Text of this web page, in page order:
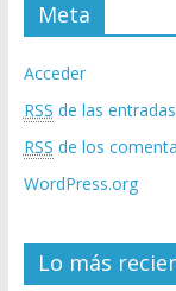
Meta
Acceder
RSS de las entradas
RSS de los
WordPress.org
Lo más